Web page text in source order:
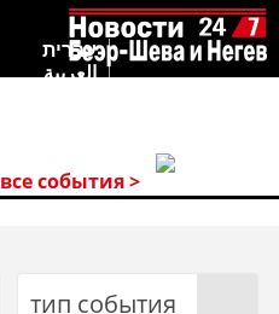
עברית
العربية
все события >
тип события